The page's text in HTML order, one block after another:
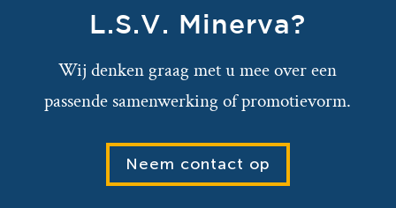
L.S.V. Minerva?
Wij denken graag met u mee over een
passende samenwerking of promotievorm.
Neem contact op